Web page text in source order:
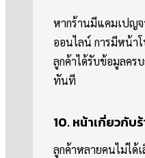
หากร้านมีแคมเปญจ
ออนไลน์ การมีหน้า
ลูกค้าได้รับข้อมูลคร
ทันที
10. หน้าเกี่ยวกับ
ลูกค้าหลายคนไม่ได้